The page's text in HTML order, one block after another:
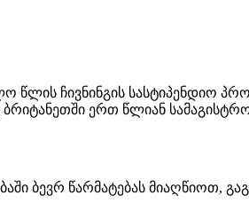
წლის ჩივნინგის
ერთ წლიან
ბევრ წარმატებას მიაღწიოთ,